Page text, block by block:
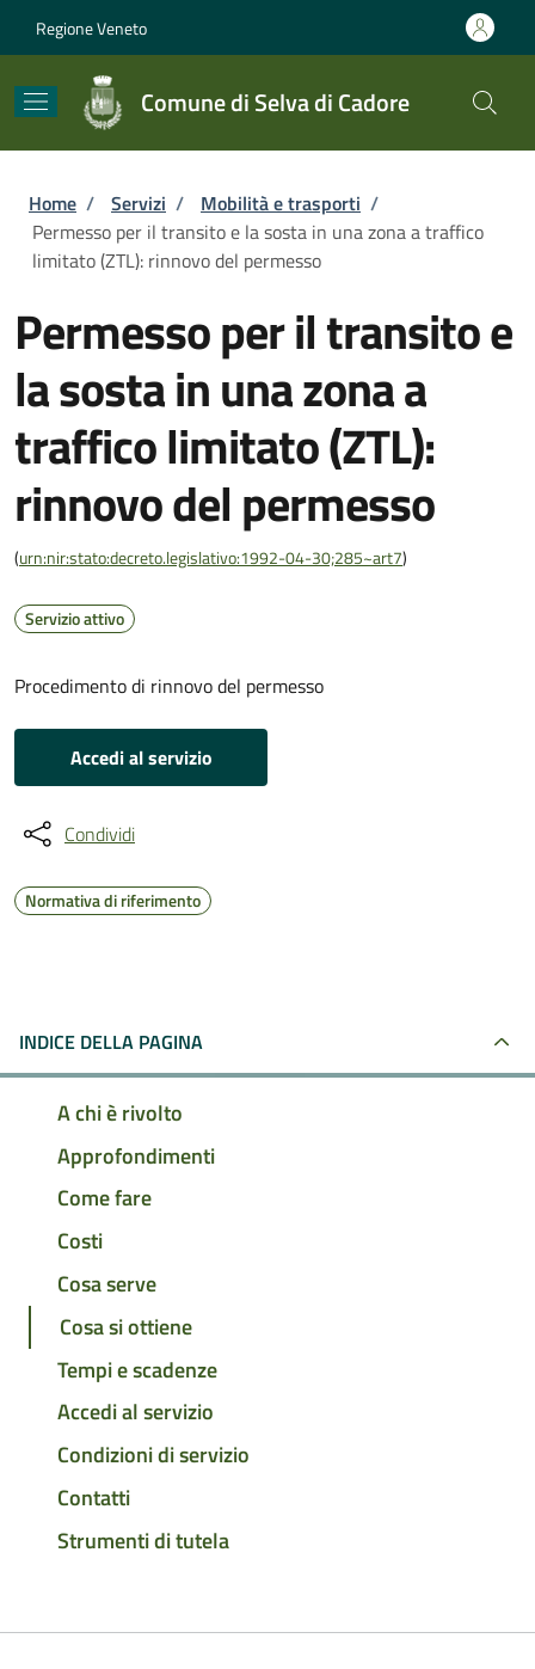
Regione Veneto
Comune di Selva di Cadore
Briciole di pane
Home / Servizi / Mobilità e trasporti /
Permesso per il transito e la sosta in una zona a traffico
limitato (ZTL): rinnovo del permesso
Permesso per il transito e
la sosta in una zona a
traffico limitato (ZTL):
rinnovo del permesso
(urn:nir:stato:decreto.legislativo:1992-04-30;285~art7)
Servizio attivo
Procedimento di rinnovo del permesso
Accedi al servizio
Condividi
Normativa di riferimento
INDICE DELLA PAGINA
A chi è rivolto
Approfondimenti
Come fare
Costi
Cosa serve
Cosa si ottiene
Tempi e scadenze
Accedi al servizio
Condizioni di servizio
Contatti
Strumenti di tutela